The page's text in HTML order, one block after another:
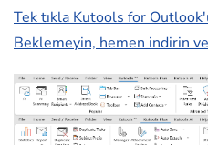
Tek tıkla Kutools for
Beklemeyin, hemen indirin